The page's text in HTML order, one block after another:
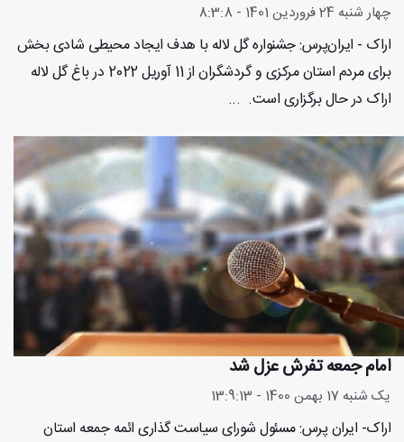
چهار شنبه 24 فروردین 1401 - 8:3:8
اراک - ایران‌پرس: جشنواره گل‌ لاله با هدف ایجاد محیطی شادی‌ بخش
برای مردم استان مرکزی و گردشگران از 11 آوریل 2022 در باغ گل لاله
اراک در حال برگزاری است. ...
امام جمعه تفرش عزل شد
یک شنبه 17 بهمن 1400 - 13:9:13
اراک- ایران پرس: مسئول شورای سیاست گذاری ائمه جمعه استان